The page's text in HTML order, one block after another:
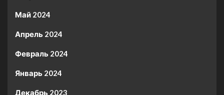
Май 2024
Апрель 2024
Февраль 2024
Январь 2024
Декабрь 2023